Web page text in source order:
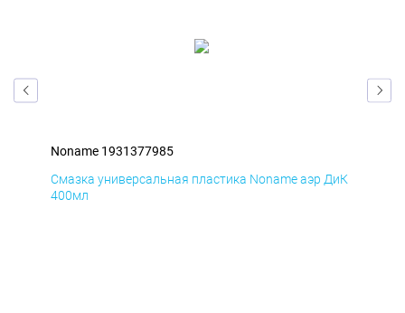
Noname 1931377985
Смазка универсальная пластика Noname аэр ДиК
400мл